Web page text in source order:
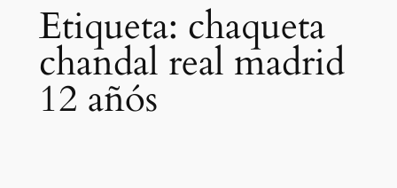
Etiqueta: chaqueta
chandal real madrid
12 añós